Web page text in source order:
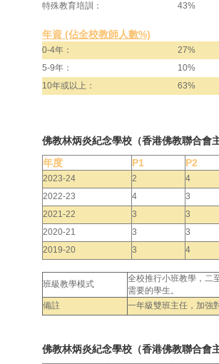
特殊教育培訓：
43%
年資 (佔全校教師人數%)
0-4年：
27%
5-9年：
10%
10年或以上：
63%
佛教林炳炎紀念學校（香港佛教聯合會
年度
P1 P2
2023-24 2
4
2022-23
4
3
2021-22
3
3
2020-21
3
3
2019-20
3 4
班級教學模式
全校推行小班教學，二
需要的學生。
備註
一年級雙班主任，加強
佛教林炳炎紀念學校（香港佛教聯合會